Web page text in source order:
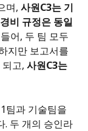
며, 사원C3는 기
경비 규정은 동일
어, 두 팀 모두
지만 보고서를
고, 사원C3는
팀과 기술팀을
. 두 개의 승인라